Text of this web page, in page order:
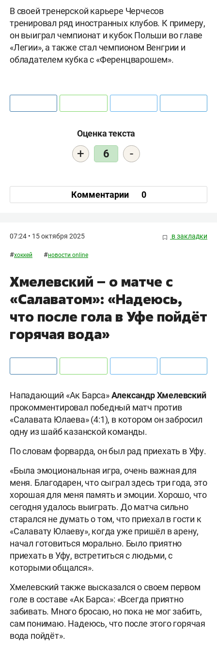
В своей тренерской карьере Черчесов
тренировал ряд иностранных клубов. К примеру,
он выиграл чемпионат и кубок Польши во главе
«Легии», а также стал чемпионом Венгрии и
обладателем кубка с «Ференцварошем».
Оценка текста
+ 6 -
Комментарии 0
07:24 • 15 октября 2025 в закладки
#хоккей #новости online
Хмелевский – о матче с
«Салаватом»: «Надеюсь,
что после гола в Уфе пойдёт
горячая вода»
Нападающий «Ак Барса»Александр Хмелевский
прокомментировал победный матч против
«Салавата Юлаева» (4:1), в котором он забросил
одну из шайб казанской команды.
По словам форварда, он был рад приехать в Уфу.
«Была эмоциональная игра, очень важная для
меня. Благодарен, что сыграл здесь три года, это
хорошая для меня память и эмоции. Хорошо, что
сегодня удалось выиграть. До матча сильно
старался не думать о том, что приехал в гости к
«Салавату Юлаеву», когда уже пришёл в арену,
начал готовиться морально. Было приятно
приехать в Уфу, встретиться с людьми, с
которыми общался».
Хмелевский также высказался о своем первом
голе в составе «Ак Барса»: «Всегда приятно
забивать. Много бросаю, но пока не мог забить,
сам понимаю. Надеюсь, что после этого горячая
вода пойдёт».